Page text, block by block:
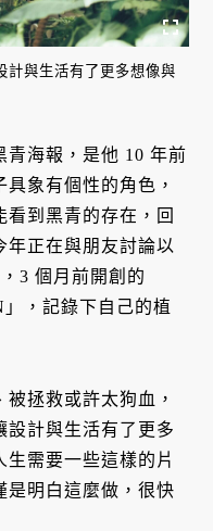
計與生活有了更多想像與
青海報，是他 10 年前
象有個性的角色，
到黑青的存在，回
年正在與朋友討論以
3 個月前開創的
，記錄下自己的植
拯救或許太狗血，
設計與生活有了更多
需要一些這樣的片
是明白這麼做，很快